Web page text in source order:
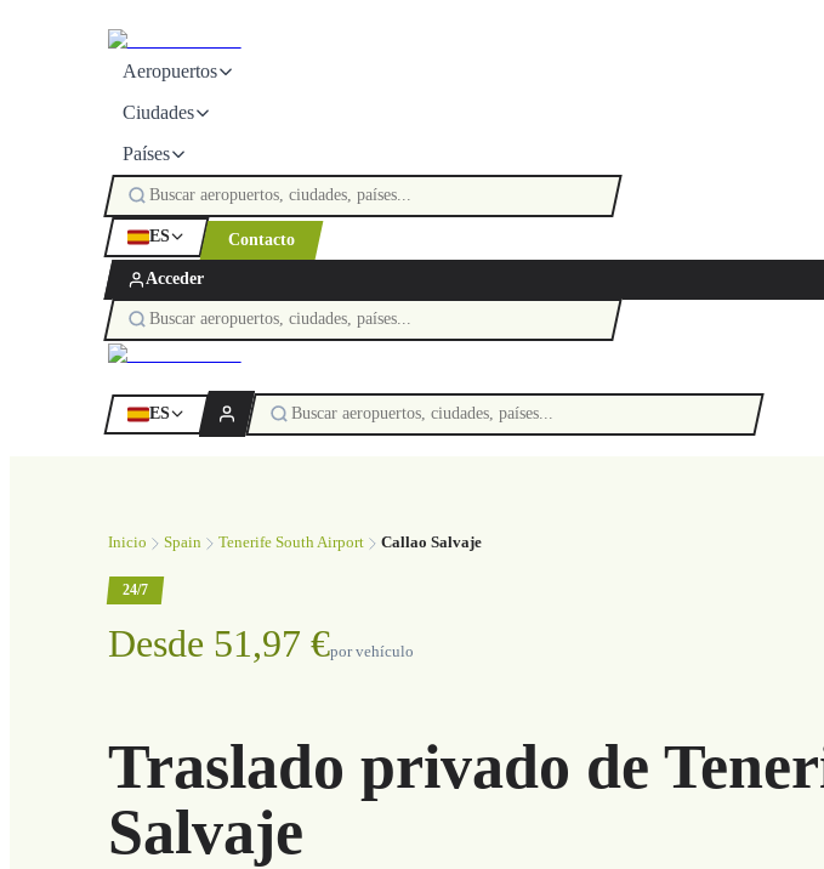
Aeropuertos
Ciudades
Países
ES Contacto
Acceder
ES
Inicio Spain Tenerife South Airport Callao Salvaje
24/7
Desde 51,97 €por vehículo
Traslado privado de
Salvaje